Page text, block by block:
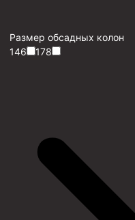
Размер обсадных колон
146
178